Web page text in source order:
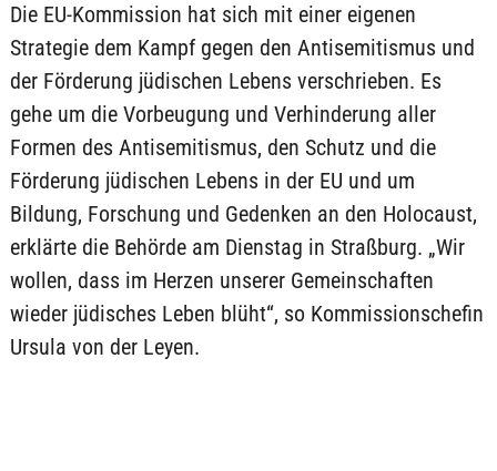
Die EU-Kommission hat sich mit einer eigenen
Strategie dem Kampf gegen den Antisemitismus und
der Förderung jüdischen Lebens verschrieben. Es
gehe um die Vorbeugung und Verhinderung aller
Formen des Antisemitismus, den Schutz und die
Förderung jüdischen Lebens in der EU und um
Bildung, Forschung und Gedenken an den Holocaust,
erklärte die Behörde am Dienstag in Straßburg. „Wir
wollen, dass im Herzen unserer Gemeinschaften
wieder jüdisches Leben blüht“, so Kommissionschefin
Ursula von der Leyen.